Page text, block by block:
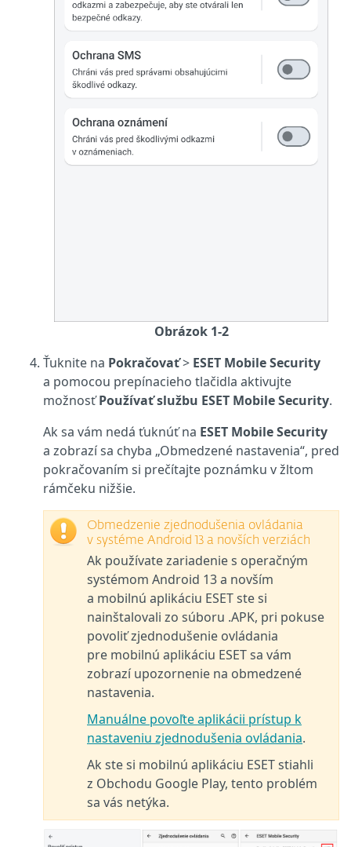
Obrázok 1-2
Ťuknite na Pokračovať> ESET Mobile Security
a pomocou prepínacieho tlačidla aktivujte
možnosťPoužívať službu ESET Mobile Security.
Ak sa vám nedá ťuknúť na ESET Mobile Security
a zobrazí sa chyba „Obmedzené nastavenia“, pred
pokračovaním si prečítajte poznámku v žltom
rámčeku nižšie.
Obmedzenie zjednodušenia ovládania
v systéme Android 13 a novších verziách
Ak používate zariadenie s operačným
systémom Android 13 a novším
a mobilnú aplikáciu ESET ste si
nainštalovali zo súboru .APK, pri pokuse
povoliť zjednodušenie ovládania
pre mobilnú aplikáciu ESET sa vám
zobrazí upozornenie na obmedzené
nastavenia.
Manuálne povoľte aplikácii prístup k
nastaveniu zjednodušenia ovládania.
Ak ste si mobilnú aplikáciu ESET stiahli
z Obchodu Google Play, tento problém
sa vás netýka.